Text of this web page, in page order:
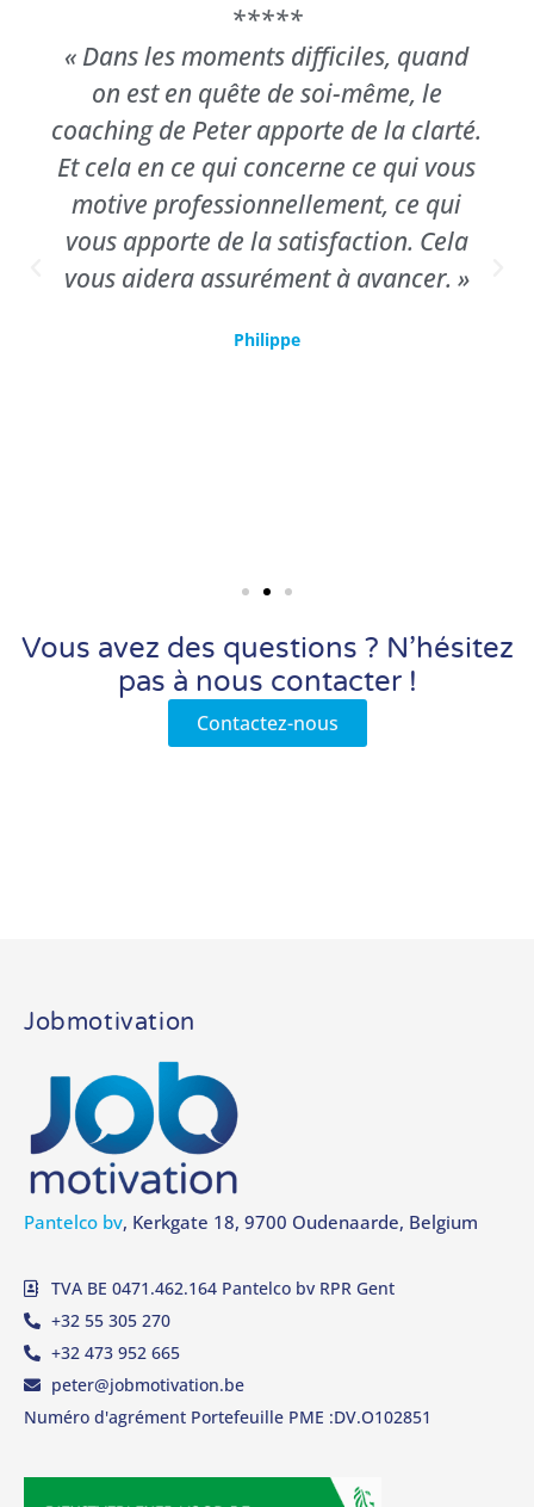
*****
« Dans les moments difficiles, quand
on est en quête de soi-même, le
coaching de Peter apporte de la clarté.
Et cela en ce qui concerne ce qui vous
motive professionnellement, ce qui
vous apporte de la satisfaction. Cela
vous aidera assurément à avancer. »
Philippe
Vous avez des questions ? N’hésitez
pas à nous contacter !
Contactez-nous
Jobmotivation
Pantelco bv, Kerkgate 18, 9700 Oudenaarde, Belgium
TVA BE 0471.462.164 Pantelco bv RPR Gent
+32 55 305 270
+32 473 952 665
peter@jobmotivation.be
Numéro d'agrément Portefeuille PME :DV.O102851